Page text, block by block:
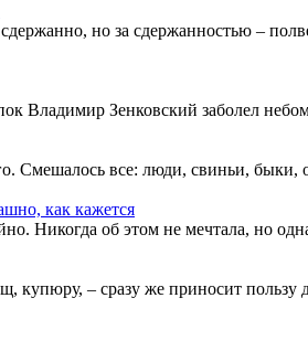
но за сдержанностью –
Владимир Зенковский заболел
Смешалось все: люди, свиньи,
как кажется
Никогда об этом не мечтала, но
купюру, – сразу же приносит